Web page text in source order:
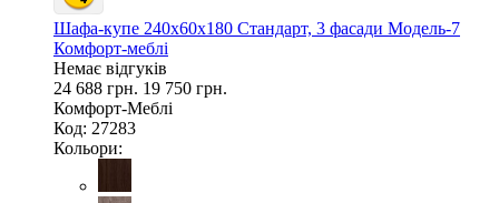
Шафа-купе 240х60х180 Стандарт, 3 фасади Модель-7
Комфорт-меблі
Немає відгуків
24 688 грн. 19 750 грн.
Комфорт-Меблі
Код: 27283
Кольори: